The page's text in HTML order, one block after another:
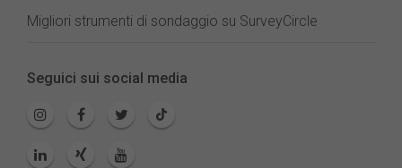
Migliori strumenti di sondaggio su SurveyCircle
Seguici sui social media